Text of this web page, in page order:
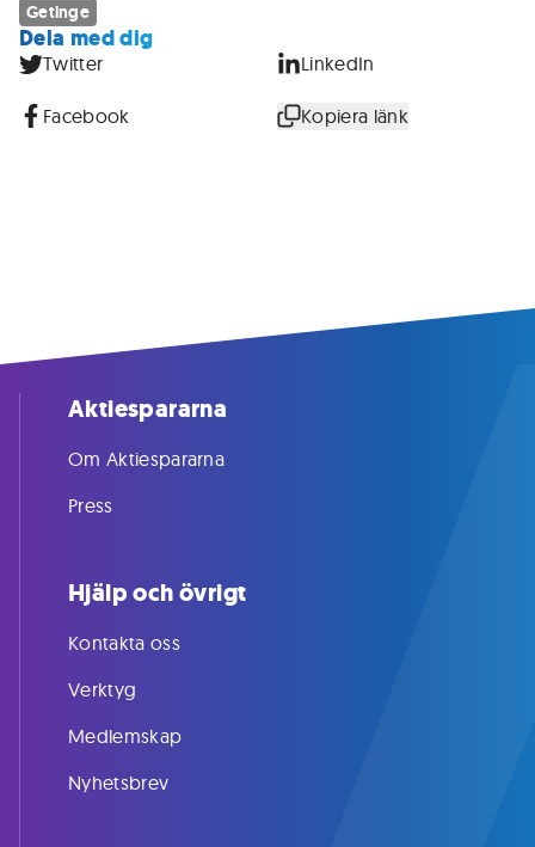
Getinge
Dela med dig
Twitter LinkedIn
Facebook Kopiera länk
Aktiespararna
Om Aktiespararna
Press
Hjälp och övrigt
Kontakta oss
Verktyg
Medlemskap
Nyhetsbrev